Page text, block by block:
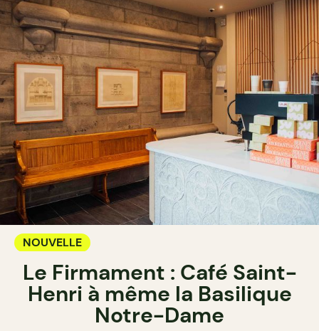
NOUVELLE
Le Firmament : Café Saint-
Henri à même la Basilique
Notre-Dame